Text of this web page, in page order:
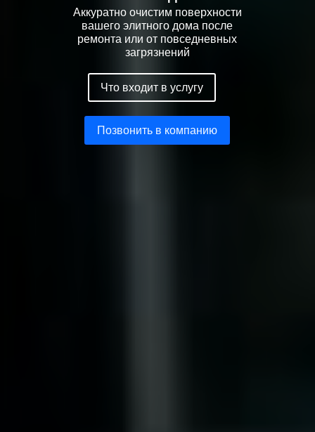
Аккуратно очистим поверхности
вашего элитного дома после
ремонта или от повседневных
загрязнений
Что входит в услугу
Позвонить в компанию